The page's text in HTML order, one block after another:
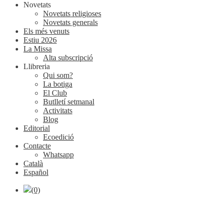
Novetats
Novetats religioses
Novetats generals
Els més venuts
Estiu 2026
La Missa
Alta subscripció
Llibreria
Qui som?
La botiga
El Club
Butlletí setmanal
Activitats
Blog
Editorial
Ecoedició
Contacte
Whatsapp
Català
Español
(0)